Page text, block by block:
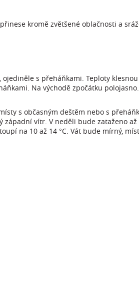
kromě zvětšené oblačnosti a
s přeháňkami. Teploty
Na východě zpočátku
s občasným deštěm nebo s
západní vítr. V neděli bude zataženo
na 10 až 14 °C. Vát bude mírný,